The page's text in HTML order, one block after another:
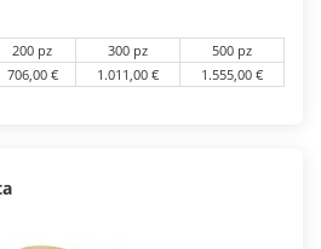
200 pz 300 pz
500 pz
706,00 € 1.011,00 € 1.555,00 €